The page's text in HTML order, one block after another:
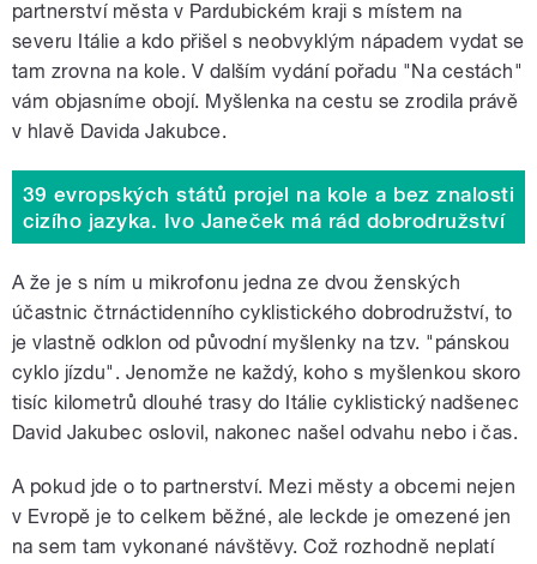
partnerství města v Pardubickém kraji s místem na
severu Itálie a kdo přišel s neobvyklým nápadem vydat se
tam zrovna na kole. V dalším vydání pořadu "Na cestách"
vám objasníme obojí. Myšlenka na cestu se zrodila právě
v hlavě Davida Jakubce.
39 evropských států projel na kole a bez znalosti
cizího jazyka. Ivo Janeček má rád dobrodružství
A že je s ním u mikrofonu jedna ze dvou ženských
účastnic čtrnáctidenního cyklistického dobrodružství, to
je vlastně odklon od původní myšlenky na tzv. "pánskou
cyklo jízdu". Jenomže ne každý, koho s myšlenkou skoro
tisíc kilometrů dlouhé trasy do Itálie cyklistický nadšenec
David Jakubec oslovil, nakonec našel odvahu nebo i čas.
A pokud jde o to partnerství. Mezi městy a obcemi nejen
v Evropě je to celkem běžné, ale leckde je omezené jen
na sem tam vykonané návštěvy. Což rozhodně neplatí